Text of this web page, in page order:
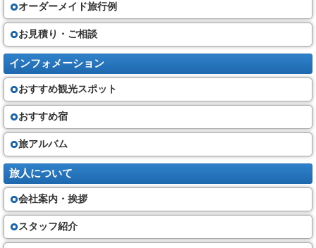
オーダーメイド旅行例
お見積り・ご相談
インフォメーション
おすすめ観光スポット
おすすめ宿
旅アルバム
旅人について
会社案内・挨拶
スタッフ紹介